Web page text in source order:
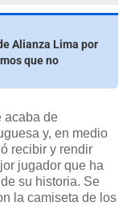
Alianza Lima por
que no
acaba de
y, en medio
recibir y rendir
jugador que ha
su historia. Se
la camiseta de los